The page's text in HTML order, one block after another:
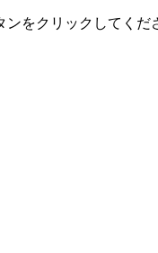
ンをクリックしてくだ